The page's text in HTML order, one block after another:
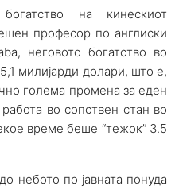
на кинескиот
професор по англиски
неговото богатство во
милијарди долари, што е,
голема промена за еден
работа во сопствен стан во
време беше “тежок” 3.5
небото по јавната понуда